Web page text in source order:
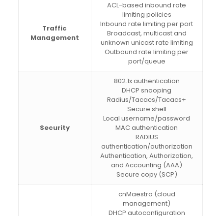
Traffic
Management
ACL-based inbound rate
limiting policies
Inbound rate limiting per port
Broadcast, multicast and
unknown unicast rate limiting
Outbound rate limiting per
port/queue
Security
802.1x authentication
DHCP snooping
Radius/Tacacs/Tacacs+
Secure shell
Local username/password
MAC authentication
RADIUS
authentication/authorization
Authentication, Authorization,
and Accounting (AAA)
Secure copy (SCP)
cnMaestro (cloud
management)
DHCP autoconfiguration